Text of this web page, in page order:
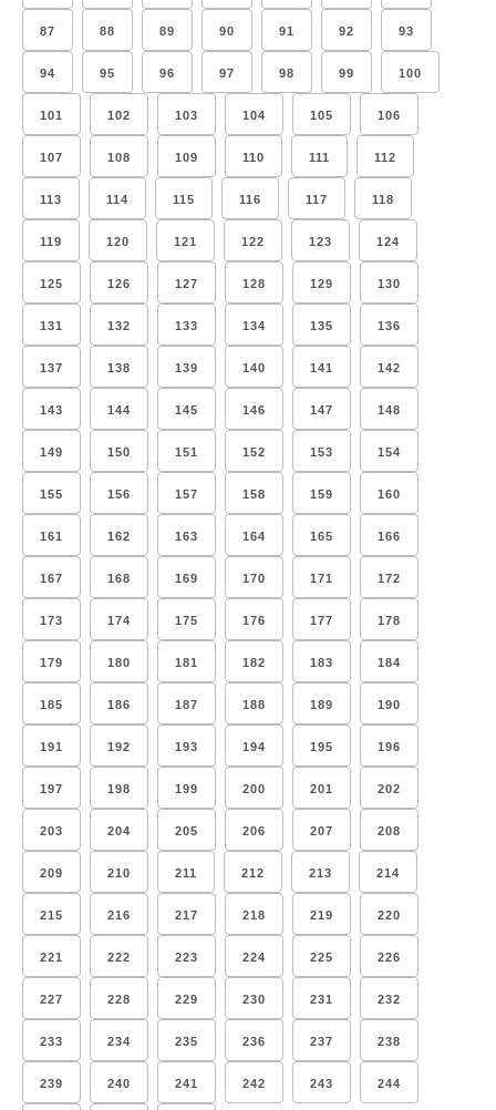
87 88 89 90 91 92 93
94 95 96 97 98 99 100
101 102 103 104 105 106
107 108 109 110 111 112
113 114 115 116 117 118
119 120 121 122 123 124
125 126 127 128 129 130
131 132 133 134 135 136
137 138 139 140 141 142
143 144 145 146 147 148
149 150 151 152 153 154
155 156 157 158 159 160
161 162 163 164 165 166
167 168 169 170 171 172
173 174 175 176 177 178
179 180 181 182 183 184
185 186 187 188 189 190
191 192 193 194 195 196
197 198 199 200 201 202
203 204 205 206 207 208
209 210 211 212 213 214
215 216 217 218 219 220
221 222 223 224 225 226
227 228 229 230 231 232
233 234 235 236 237 238
239 240 241 242 243 244